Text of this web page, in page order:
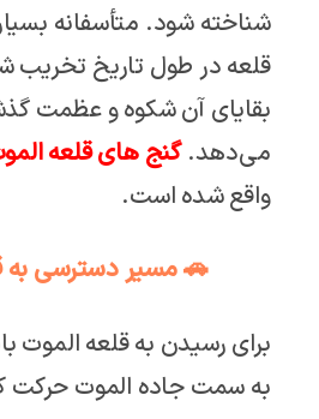
شناخته شود. متأسفانه
قلعه در طول تاریخ تخریب
بقایای آن شکوه و عظمت
می‌دهد.گنج های قلعه
واقع شده است.
🚗 مسیر دسترسی به
برای رسیدن به قلعه الموت
به سمت جاده الموت حرکت